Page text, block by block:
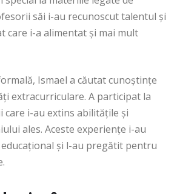
săi i-au recunoscut talentul și
care i-a alimentat și mai mult
Ismael a căutat cunoștințe
extracurriculare. A participat la
care i-au extins abilitățile și
ales. Aceste experiențe i-au
și l-au pregătit pentru